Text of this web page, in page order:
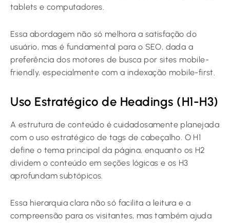
tablets e computadores.
Essa abordagem não só melhora a satisfação do
usuário, mas é fundamental para o SEO, dada a
preferência dos motores de busca por sites mobile-
friendly, especialmente com a indexação mobile-first.
Uso Estratégico de Headings (H1-H3)
A estrutura de conteúdo é cuidadosamente planejada
com o uso estratégico de tags de cabeçalho. O H1
define o tema principal da página, enquanto os H2
dividem o conteúdo em seções lógicas e os H3
aprofundam subtópicos.
Essa hierarquia clara não só facilita a leitura e a
compreensão para os visitantes, mas também ajuda